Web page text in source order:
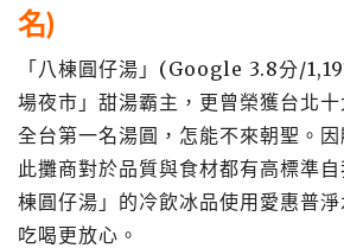
名)
「八棟圓仔湯」(Google 3.8分/
場夜市」甜湯霸主，更曾榮獲台北
全台第一名湯圓，怎能不來朝聖。
此攤商對於品質與食材都有高標準
棟圓仔湯」的冷飲冰品使用愛惠普
吃喝更放心。